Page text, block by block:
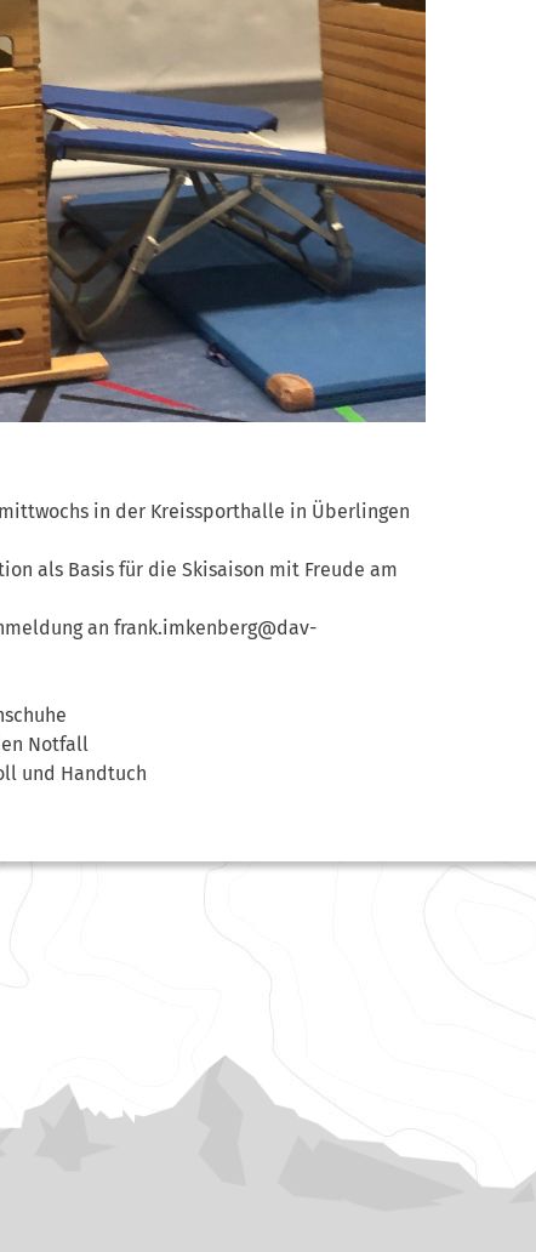
in der Kreissporthalle in Überlingen
als Basis für die Skisaison mit Freude am
an frank.imkenberg@dav-
Notfall
und Handtuch